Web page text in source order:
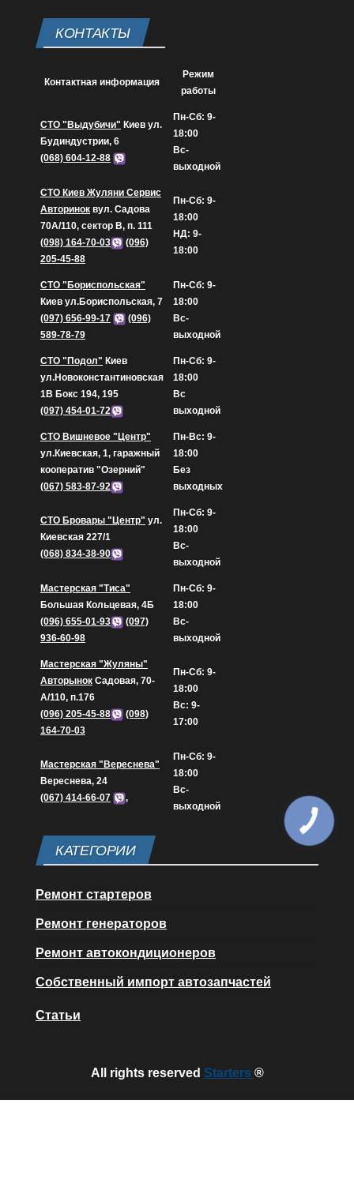
КОНТАКТЫ
Контактная информация
Режим
работы
СТО "Выдубичи" Киев ул.
Будиндустрии, 6
(068) 604-12-88
Пн-Сб: 9-
18:00
Вс-
выходной
СТО Киев Жуляни Сервис
Авторинок вул. Садова
70А/110, сектор В, п. 111
(098) 164-70-03
(096)
205-45-88
Пн-Сб: 9-
18:00
НД: 9-
18:00
СТО "Бориспольская"
Киев ул.Бориспольская, 7
(097) 656-99-17
(096)
589-78-79
Пн-Сб: 9-
18:00
Вс-
выходной
СТО "Подол" Киев
ул.Новоконстантиновская
1В Бокс 194, 195
(097) 454-01-72
Пн-Сб: 9-
18:00
Вс
выходной
СТО Вишневое "Центр"
ул.Киевская, 1, гаражный
кооператив "Озерний"
(067) 583-87-92
Пн-Вс: 9-
18:00
Без
выходных
СТО Бровары "Центр" ул.
Киевская 227/1
(068) 834-38-90
Пн-Сб: 9-
18:00
Вс-
выходной
Мастерская "Тиса"
Большая Кольцевая, 4Б
(096) 655-01-93
(097)
936-60-98
Пн-Сб: 9-
18:00
Вс-
выходной
Мастерская "Жуляны"
Авторынок Садовая, 70-
А/110, п.176
(096) 205-45-88
(098)
164-70-03
Пн-Сб: 9-
18:00
Вс: 9-
17:00
Мастерская "Вереснева"
Вереснева, 24
(067) 414-66-07
,
Пн-Сб: 9-
18:00
Вс-
выходной
КАТЕГОРИИ
Ремонт стартеров
Ремонт генераторов
Ремонт автокондиционеров
Собственный импорт автозапчастей
Статьи
All rights reserved Starters ®